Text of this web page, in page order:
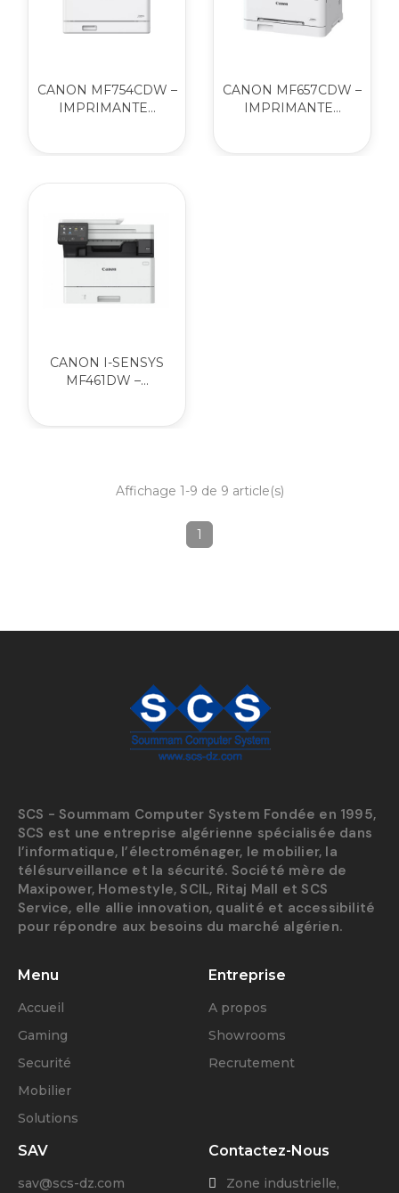
CANON MF754CDW –
IMPRIMANTE...
CANON MF657CDW –
IMPRIMANTE...
CANON I-SENSYS
MF461DW –...
Affichage 1-9 de 9 article(s)
1
SCS - Soummam Computer System Fondée en 1995,
SCS est une entreprise algérienne spécialisée dans
l’informatique, l’électroménager, le mobilier, la
télésurveillance et la sécurité. Société mère de
Maxipower, Homestyle, SCIL, Ritaj Mall et SCS
Service, elle allie innovation, qualité et accessibilité
pour répondre aux besoins du marché algérien.
Menu
Accueil
Gaming
Securité
Mobilier
Solutions
Entreprise
A propos
Showrooms
Recrutement
SAV
sav@scs-dz.com
Contactez-Nous
Zone industrielle,